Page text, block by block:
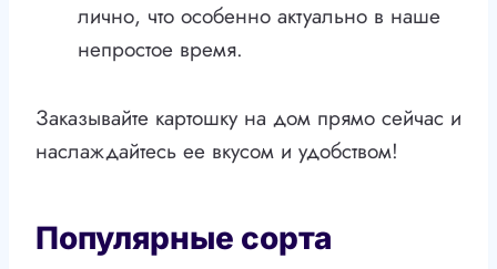
лично, что особенно актуально в наше
непростое время.
Заказывайте картошку на дом прямо сейчас и
наслаждайтесь ее вкусом и удобством!
Популярные сорта